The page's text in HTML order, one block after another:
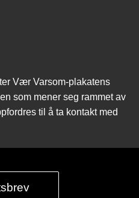
Vær Varsom-plakatens
som mener seg rammet av
til å ta kontakt med